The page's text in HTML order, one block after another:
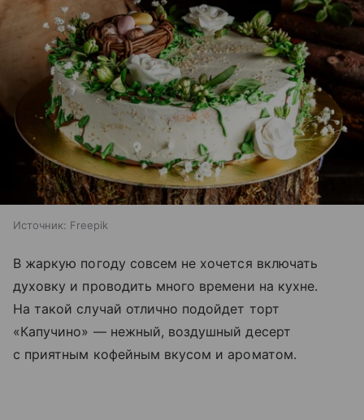
Источник: Freepik
В жаркую погоду совсем не хочется включать
духовку и проводить много времени на кухне.
На такой случай отлично подойдет торт
«Капучино» — нежный, воздушный десерт
с приятным кофейным вкусом и ароматом.